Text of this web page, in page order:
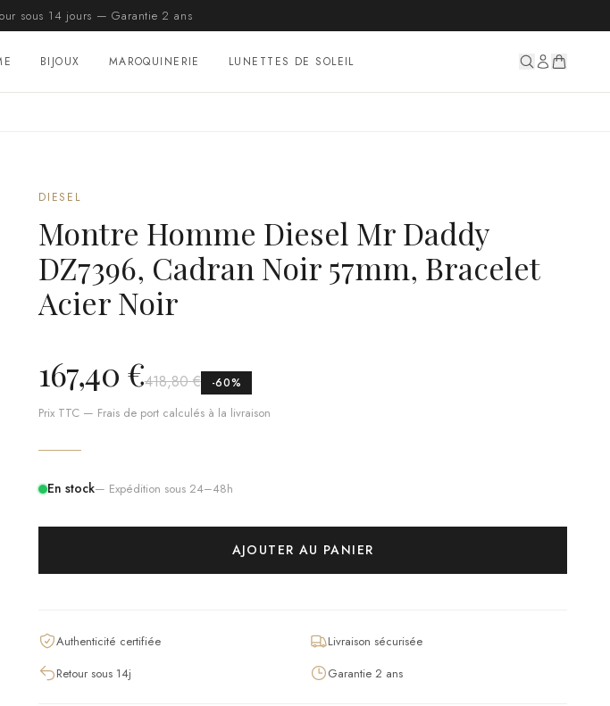
sous 14 jours — Garantie 2 ans
BIJOUX MAROQUINERIE LUNETTES DE SOLEIL
DIESEL
Montre Homme Diesel Mr Daddy
DZ7396, Cadran Noir 57mm, Bracelet
Acier Noir
167,40 €418,80 € -60%
Prix TTC — Frais de port calculés à la livraison
En stock— Expédition sous 24–48h
AJOUTER AU PANIER
Authenticité certifiée
Livraison sécurisée
Retour sous 14j
Garantie 2 ans